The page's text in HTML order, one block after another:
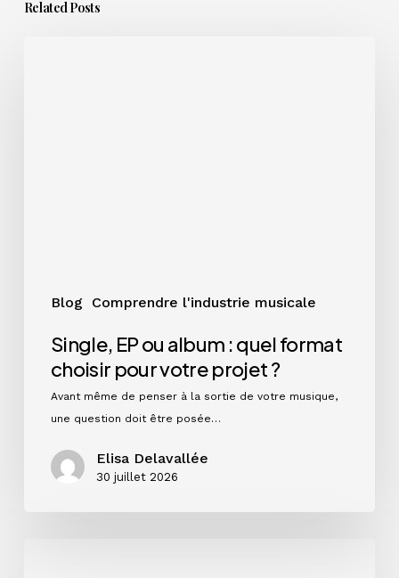
Related Posts
Blog Comprendre l'industrie musicale
Single, EP ou album : quel format
choisir pour votre projet ?
Avant même de penser à la sortie de votre musique,
une question doit être posée…
Elisa Delavallée
30 juillet 2026